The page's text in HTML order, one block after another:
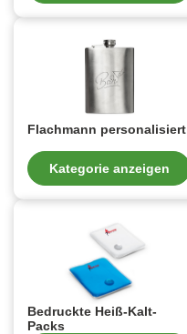
Flachmann personalisiert
Kategorie anzeigen
Bedruckte Heiß-Kalt-
Packs